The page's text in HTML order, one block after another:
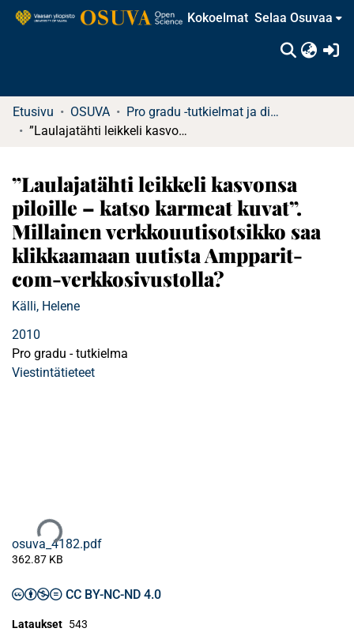
Kokoelmat Selaa Osuvaa
Etusivu OSUVA
Pro gradu -tutkielmat ja diplomityöt
”Laulajatähti leikkeli kasvonsa piloille – katso karmeat kuvat”. Millainen verkkouutisotsikko saa klikkaamaan uutista Ampparit-com-verkkosivustolla?
”Laulajatähti leikkeli kasvonsa
piloille – katso karmeat kuvat”.
Millainen verkkouutisotsikko saa
klikkaamaan uutista Ampparit-
com-verkkosivustolla?
Källi, Helene
2010
Pro gradu - tutkielma
Viestintätieteet
Ladataan...
osuva_4182.pdf
362.87 KB
CC BY-NC-ND 4.0
Lataukset 543